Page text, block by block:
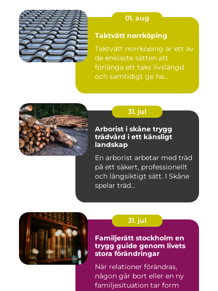
01. aug
Taktvätt norrköping
Taktvätt norrköping är ett av
de enklaste sätten att
förlänga ett taks livslängd
och samtidigt ge he...
31. jul
Arborist i skåne trygg
trädvård i ett känsligt
landskap
En arborist arbetar med träd
på ett säkert, professionellt
och långsiktigt sätt. I Skåne
spelar träd...
31. jul
Familjerätt stockholm en
trygg guide genom livets
stora förändringar
När relationer förändras,
någon går bort eller en ny
familjesituation tar form